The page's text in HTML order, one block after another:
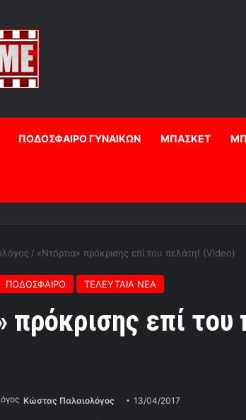
ΠΟΔΟΣΦΑΙΡΟ ΓΥΝΑΙΚΩΝ ΜΠΑΣΚΕΤ
/ «Ντόρτια» πρόκρισης επί του πελάτη! (Video)
ΠΟΔΟΣΦΑΙΡΟ ΤΕΛΕΥΤΑΙΑ ΝΕΑ
πρόκρισης επί του
Κώστας Παλαιολόγος 13/04/2017